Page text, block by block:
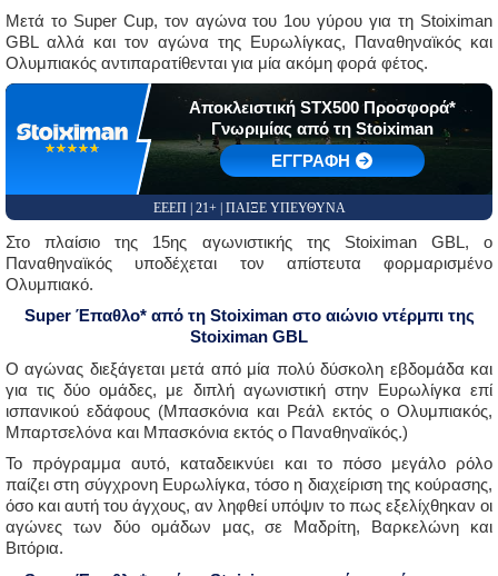
Μετά το Super Cup, τον αγώνα του 1ου γύρου για τη Stoiximan
GBL αλλά και τον αγώνα της Ευρωλίγκας, Παναθηναϊκός και
Ολυμπιακός αντιπαρατίθενται για μία ακόμη φορά φέτος.
☆☆☆☆☆
★★★★★
Αποκλειστική STX500 Προσφορά*
Γνωριμίας από τη Stoiximan
EΓΓΡΑΦΗ
ΕΕΕΠ | 21+ | ΠΑΙΞΕ ΥΠΕΥΘΥΝΑ
Στο πλαίσιο της 15ης αγωνιστικής της Stoiximan GBL, ο
Παναθηναϊκός υποδέχεται τον απίστευτα φορμαρισμένο
Ολυμπιακό.
Super Έπαθλο* από τη Stoiximan στο αιώνιο ντέρμπι της
Stoiximan GBL
Ο αγώνας διεξάγεται μετά από μία πολύ δύσκολη εβδομάδα και
για τις δύο ομάδες, με διπλή αγωνιστική στην Ευρωλίγκα επί
ισπανικού εδάφους (Μπασκόνια και Ρεάλ εκτός ο Ολυμπιακός,
Μπαρτσελόνα και Μπασκόνια εκτός ο Παναθηναϊκός.)
Το πρόγραμμα αυτό, καταδεικνύει και το πόσο μεγάλο ρόλο
παίζει στη σύγχρονη Ευρωλίγκα, τόσο η διαχείριση της κούρασης,
όσο και αυτή του άγχους, αν ληφθεί υπόψιν το πως εξελίχθηκαν οι
αγώνες των δύο ομάδων μας, σε Μαδρίτη, Βαρκελώνη και
Βιτόρια.